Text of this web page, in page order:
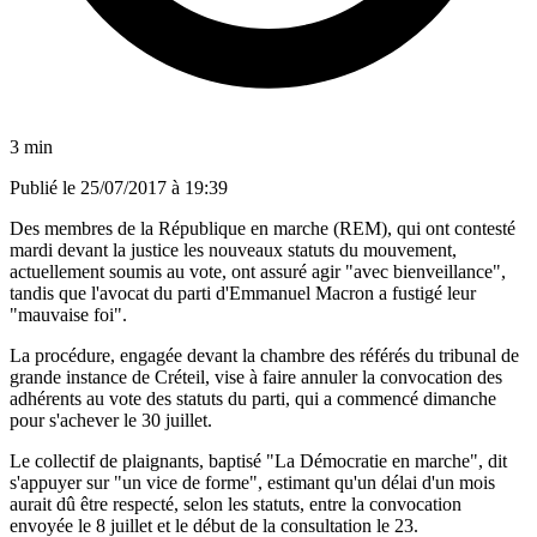
3 min
Publié le 25/07/2017 à 19:39
Des membres de la République en marche (REM), qui ont contesté
mardi devant la justice les nouveaux statuts du mouvement,
actuellement soumis au vote, ont assuré agir "avec bienveillance",
tandis que l'avocat du parti d'Emmanuel Macron a fustigé leur
"mauvaise foi".
La procédure, engagée devant la chambre des référés du tribunal de
grande instance de Créteil, vise à faire annuler la convocation des
adhérents au vote des statuts du parti, qui a commencé dimanche
pour s'achever le 30 juillet.
Le collectif de plaignants, baptisé "La Démocratie en marche", dit
s'appuyer sur "un vice de forme", estimant qu'un délai d'un mois
aurait dû être respecté, selon les statuts, entre la convocation
envoyée le 8 juillet et le début de la consultation le 23.